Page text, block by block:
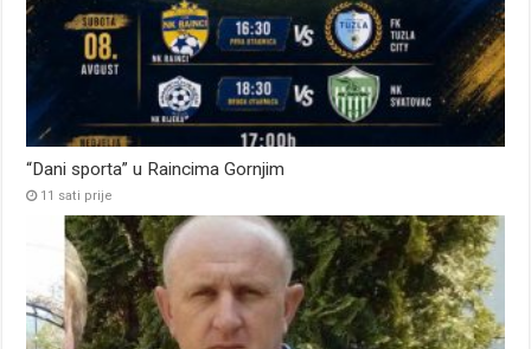
“Dani sporta” u Raincima Gornjim
11 sati prije